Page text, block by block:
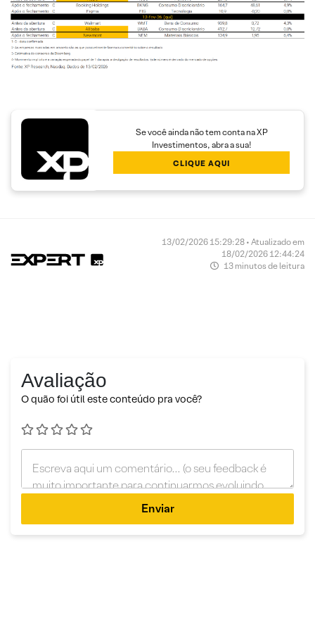
Se você ainda não tem conta na XP
Investimentos, abra a sua!
CLIQUE AQUI
13/02/2026 15:29:28 • Atualizado em
18/02/2026 12:44:24
13 minutos de leitura
Avaliação
O quão foi útil este conteúdo pra você?
Enviar